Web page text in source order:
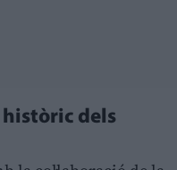
històric dels